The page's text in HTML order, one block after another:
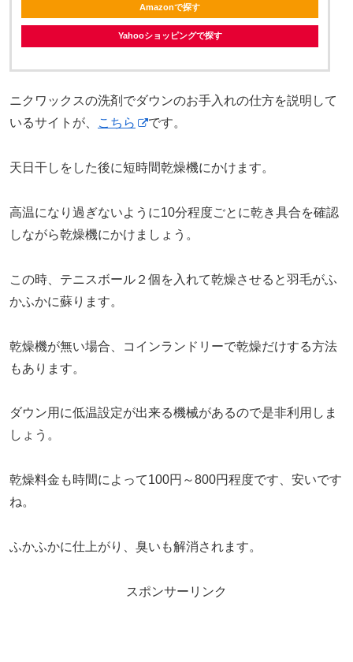
Amazonで探す
Yahooショッピングで探す
ニクワックスの洗剤でダウンのお手入れの仕方を説明して
いるサイトが、
こちら です。
天日干しをした後に短時間乾燥機にかけます。
高温になり過ぎないように10分程度ごとに乾き具合を確認
しながら乾燥機にかけましょう。
この時、テニスボール２個を入れて乾燥させると羽毛がふ
かふかに蘇ります。
乾燥機が無い場合、コインランドリーで乾燥だけする方法
もあります。
ダウン用に低温設定が出来る機械があるので是非利用しま
しょう。
乾燥料金も時間によって100円～800円程度です、安いです
ね。
ふかふかに仕上がり、臭いも解消されます。
スポンサーリンク